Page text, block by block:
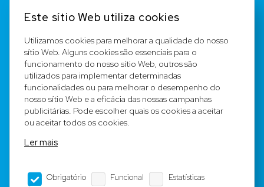
Registar
Equipa
Notícia legal
Este sítio Web utiliza cookies
Utilizamos cookies para melhorar a qualidade do nosso
sítio Web. Alguns cookies são essenciais para o
funcionamento do nosso sítio Web, outros são
utilizados para implementar determinadas
funcionalidades ou para melhorar o desempenho do
nosso sítio Web e a eficácia das nossas campanhas
publicitárias. Pode escolher quais os cookies a aceitar
ou aceitar todos os cookies.
Ler mais
Obrigatório Funcional Estatísticas